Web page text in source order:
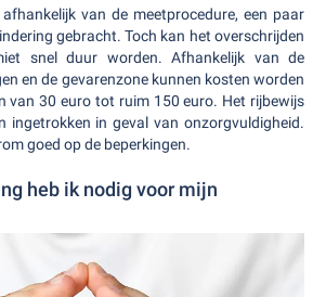
van de meetprocedure, een paar
gebracht. Toch kan het overschrijden
snel duur worden. Afhankelijk van de
en de gevarenzone kunnen kosten worden
van 30 euro tot ruim 150 euro. Het rijbewijs
ingetrokken in geval van onzorgvuldigheid.
goed op de beperkingen.
heb ik nodig voor mijn